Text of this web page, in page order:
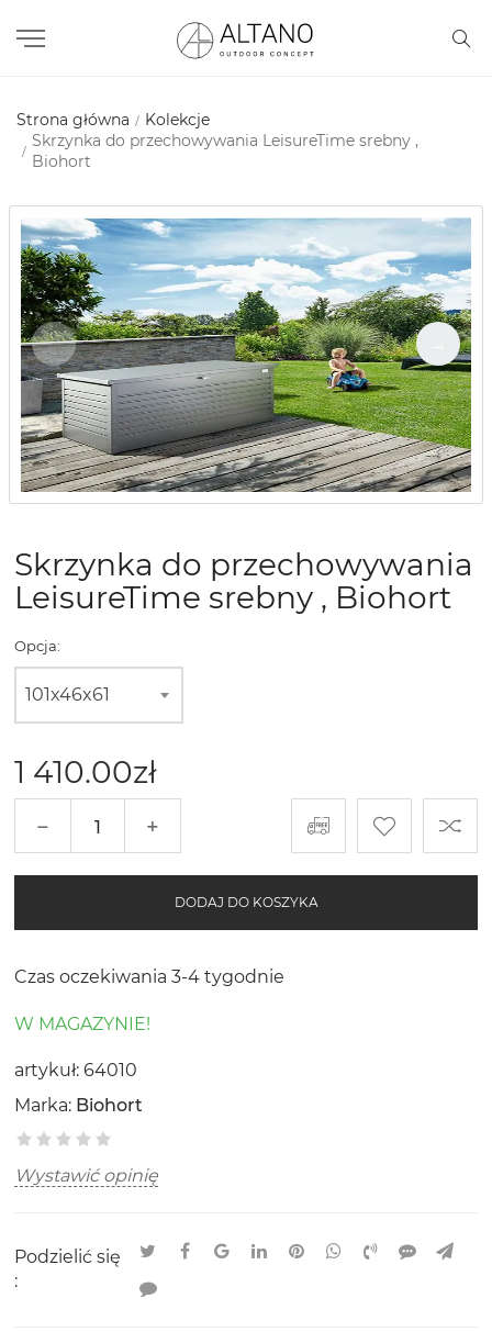
Strona główna
Kolekcje
Skrzynka do przechowywania LeisureTime srebny ,
Biohort
Skrzynka do przechowywania
LeisureTime srebny , Biohort
Opcja:
101x46x61
1 410.00zł
− +
DODAJ DO KOSZYKA
Czas oczekiwania 3-4 tygodnie
W MAGAZYNIE!
artykuł: 64010
Marka: Biohort
Wystawić opinię
Podzielić się
: